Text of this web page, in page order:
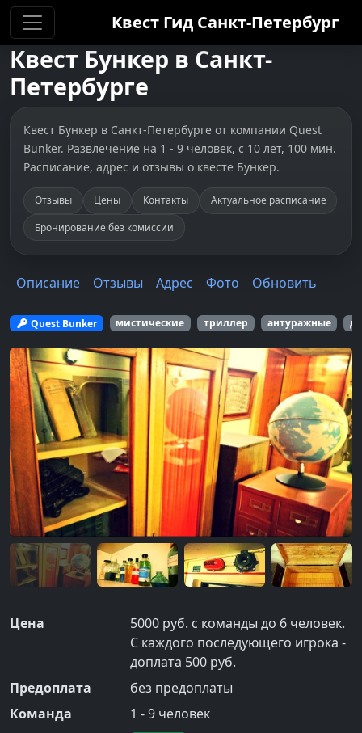
Квест Гид Санкт-Петербург
Квест Бункер в Санкт-
Петербурге
Квест Бункер в Санкт-Петербурге от компании Quest
Bunker. Развлечение на 1 - 9 человек, с 10 лет, 100 мин.
Расписание, адрес и отзывы о квесте Бункер.
Отзывы Цены Контакты
Актуальное расписание
Бронирование без комиссии
Описание Отзывы Адрес Фото Обновить
Quest Bunker мистические триллер антуражные
Цена
5000 руб. с команды до 6 человек.
С каждого последующего игрока -
доплата 500 руб.
Предоплата
без предоплаты
Команда
1 -9 человек